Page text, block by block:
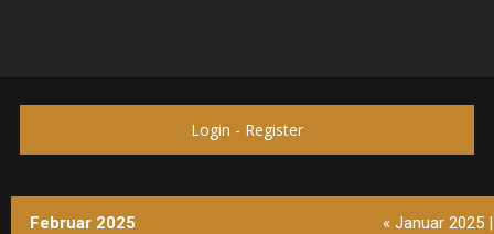
Login - Register
« Januar 2025
Februar 2025